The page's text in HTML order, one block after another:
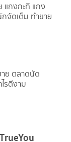
แกงกะทิ แกง
จัดเต็ม ทำขาย
าย ตลาดนัด
รดีงาม